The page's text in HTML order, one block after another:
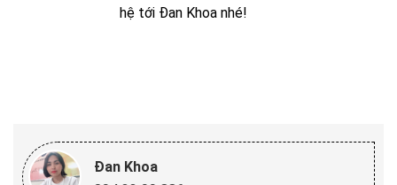
hệ tới Đan Khoa nhé!
Đan Khoa